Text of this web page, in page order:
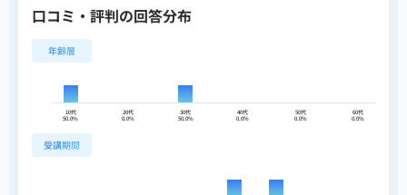
口コミ・評判の回答分布
年齢層
10代
50.0%
20代
0.0%
30代
50.0%
40代
0.0%
50代
0.0%
60代
0.0%
受講期間